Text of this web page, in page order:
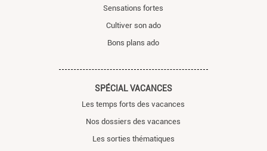
Sensations fortes
Cultiver son ado
Bons plans ado
SPÉCIAL VACANCES
Les temps forts des vacances
Nos dossiers des vacances
Les sorties thématiques